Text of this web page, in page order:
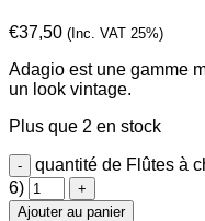
€37,50 (Inc. VAT 25%)
Adagio est une gamme
un look vintage.
Plus que 2 en stock
quantité de Flûtes à
6)
Ajouter au panier